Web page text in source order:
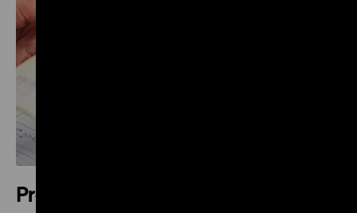
Provenienzforschung